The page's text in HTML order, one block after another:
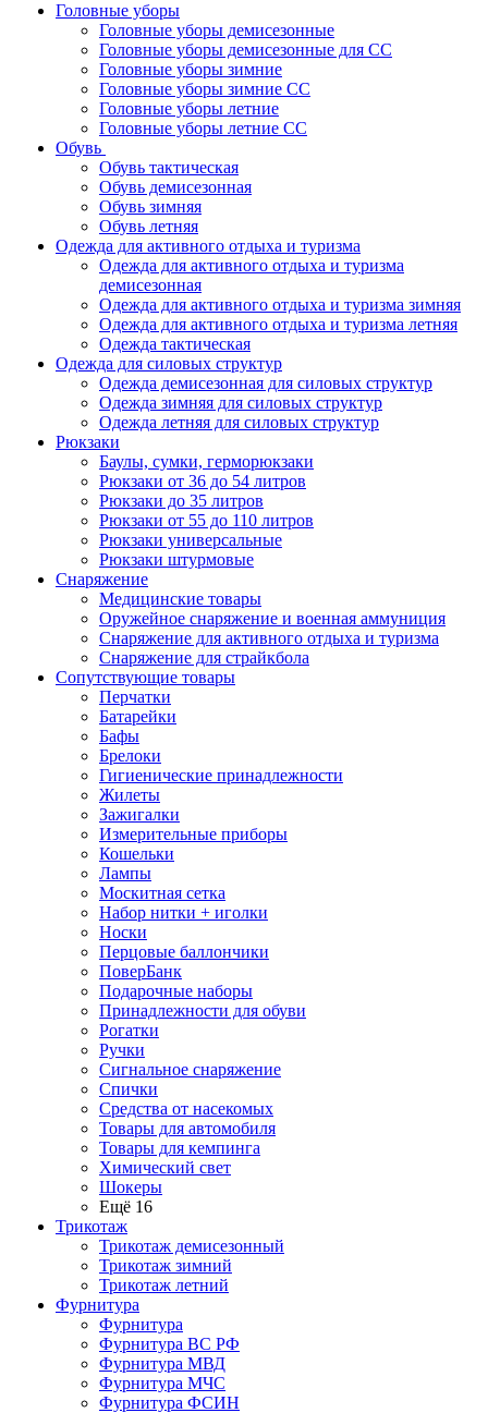
Головные уборы
Головные уборы демисезонные
Головные уборы демисезонные для СС
Головные уборы зимние
Головные уборы зимние СС
Головные уборы летние
Головные уборы летние СС
Обувь
Обувь тактическая
Обувь демисезонная
Обувь зимняя
Обувь летняя
Одежда для активного отдыха и туризма
Одежда для активного отдыха и туризма
демисезонная
Одежда для активного отдыха и туризма зимняя
Одежда для активного отдыха и туризма летняя
Одежда тактическая
Одежда для силовых структур
Одежда демисезонная для силовых структур
Одежда зимняя для силовых структур
Одежда летняя для силовых структур
Рюкзаки
Баулы, сумки, герморюкзаки
Рюкзаки от 36 до 54 литров
Рюкзаки до 35 литров
Рюкзаки от 55 до 110 литров
Рюкзаки универсальные
Рюкзаки штурмовые
Снаряжение
Медицинские товары
Оружейное снаряжение и военная аммуниция
Снаряжение для активного отдыха и туризма
Снаряжение для страйкбола
Сопутствующие товары
Перчатки
Батарейки
Бафы
Брелоки
Гигиенические принадлежности
Жилеты
Зажигалки
Измерительные приборы
Кошельки
Лампы
Москитная сетка
Набор нитки + иголки
Носки
Перцовые баллончики
ПоверБанк
Подарочные наборы
Принадлежности для обуви
Рогатки
Ручки
Сигнальное снаряжение
Спички
Средства от насекомых
Товары для автомобиля
Товары для кемпинга
Химический свет
Шокеры
Ещё 16
Трикотаж
Трикотаж демисезонный
Трикотаж зимний
Трикотаж летний
Фурнитура
Фурнитура
Фурнитура ВС РФ
Фурнитура МВД
Фурнитура МЧС
Фурнитура ФСИН